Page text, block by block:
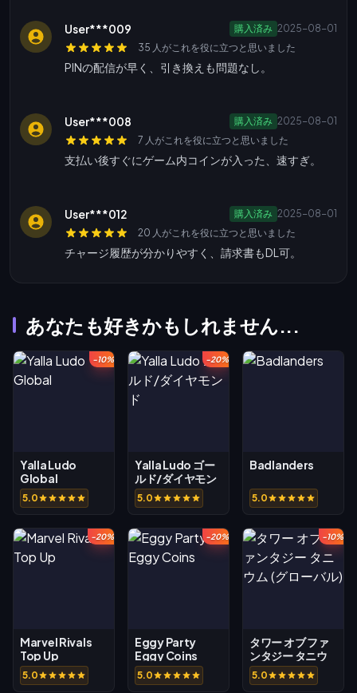
User***009 購入済み 2025-08-01
35 人がこれを役に立つと思いました
PINの配信が早く、引き換えも問題なし。
User***008 購入済み 2025-08-01
7 人がこれを役に立つと思いました
支払い後すぐにゲーム内コインが入った、速すぎ。
User***012 購入済み 2025-08-01
20 人がこれを役に立つと思いました
チャージ履歴が分かりやすく、請求書もDL可。
あなたも好きかもしれません...
-10%
Yalla Ludo
Global
5.0
-20%
Yalla Ludo ゴー
ルド/ダイヤモン
ド
5.0
Badlanders
5.0
-20%
Marvel Rivals
Top Up
5.0
-20%
Eggy Party
Eggy Coins
5.0
-10%
タワー オブ ファ
ンタジー タニウ
ム (グローバル)
5.0